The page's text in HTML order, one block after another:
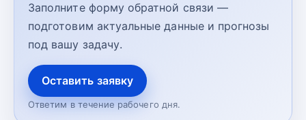
Заполните форму обратной связи —
подготовим актуальные данные и прогнозы
под вашу задачу.
Оставить заявку
Ответим в течение рабочего дня.